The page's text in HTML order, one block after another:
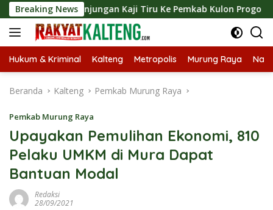
Langsung
ke
konten
Breaking News
Kunjungan Kaji Tiru Ke Pemkab Kulon Progo
Hukum & Kriminal Kalteng Metropolis Murung Raya
Beranda Kalteng Pemkab Murung Raya
Pemkab Murung Raya
Upayakan Pemulihan Ekonomi, 810
Pelaku UMKM di Mura Dapat
Bantuan Modal
Redaksi
28/09/2021